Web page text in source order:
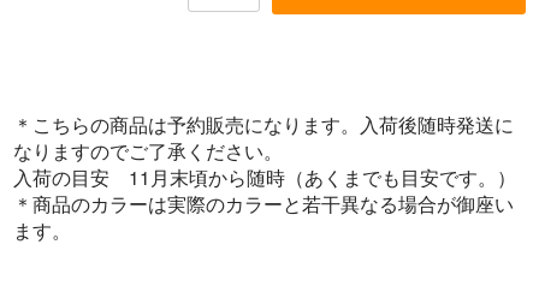
＊こちらの商品は予約販売になります。入荷後随時発送に
なりますのでご了承ください。
入荷の目安 11月末頃から随時（あくまでも目安です。）
＊商品のカラーは実際のカラーと若干異なる場合が御座い
ます。